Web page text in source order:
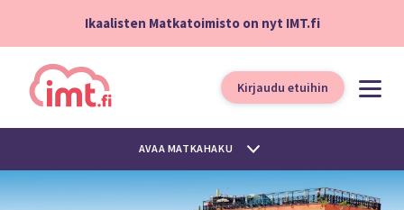
Ikaalisten Matkatoimisto on nyt IMT.fi
Kirjaudu etuihin
AVAA MATKAHAKU